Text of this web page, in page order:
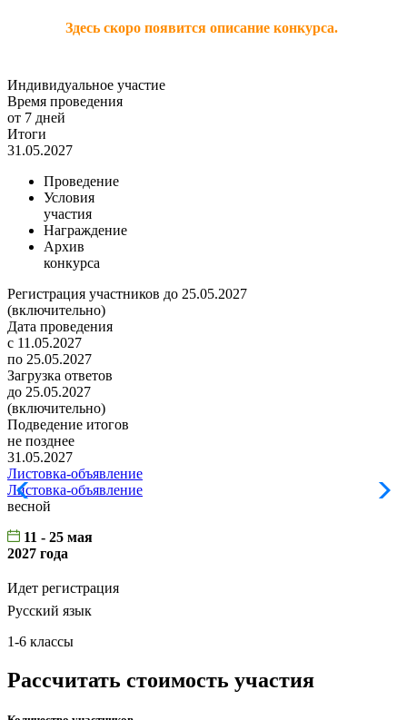
Здесь скоро появится описание конкурса.
Индивидуальное участие
Время проведения
от 7 дней
Итоги
31.05.2027
Проведение
Условия
участия
Награждение
Архив
конкурса
Регистрация участников до 25.05.2027
(включительно)
Дата проведения
с 11.05.2027
по 25.05.2027
Загрузка ответов
до 25.05.2027
(включительно)
Подведение итогов
не позднее
31.05.2027
Листовка-объявление
Листовка-объявление
весной
11 - 25 мая
2027 года
Идет регистрация
Русский язык
1-6 классы
Рассчитать стоимость участия